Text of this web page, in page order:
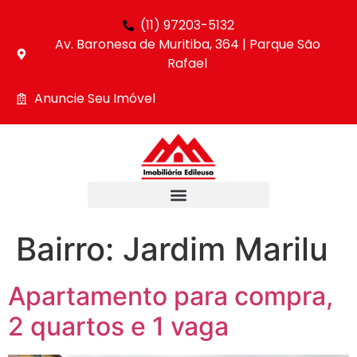
(11) 97203-5132
Av. Baronesa de Muritiba, 364 | Parque São
Rafael
Anuncie Seu Imóvel
Bairro: Jardim Marilu
Apartamento para compra,
2 quartos e 1 vaga